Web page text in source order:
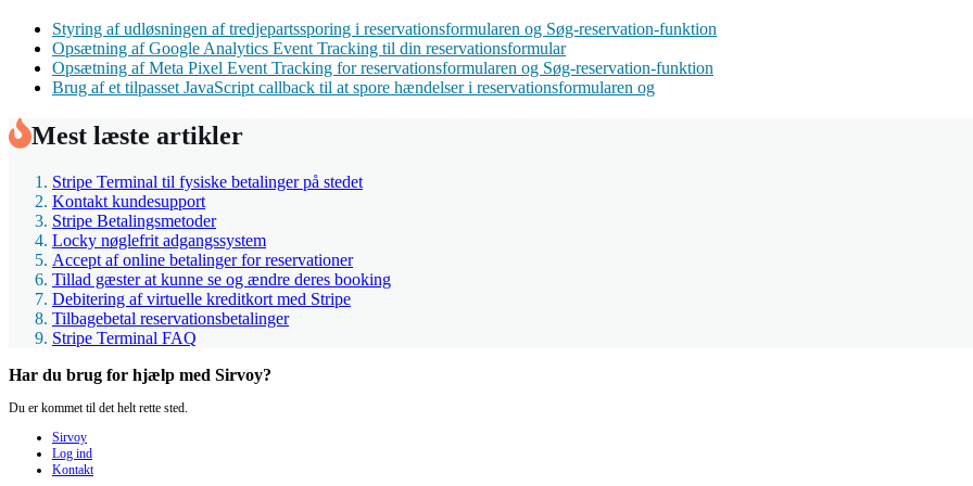
Styring af udløsningen af ​​tredjepartssporing i reservationsformularen og Søg-reservation-funktion
Opsætning af Google Analytics Event Tracking til din reservationsformular
Opsætning af Meta Pixel Event Tracking for reservationsformularen og Søg-reservation-funktion
Brug af et tilpasset JavaScript callback til at spore hændelser i reservationsformularen og
Mest læste artikler
Stripe Terminal til fysiske betalinger på stedet
Kontakt kundesupport
Stripe Betalingsmetoder
Locky nøglefrit adgangssystem
Accept af online betalinger for reservationer
Tillad gæster at kunne se og ændre deres booking
Debitering af virtuelle kreditkort med Stripe
Tilbagebetal reservationsbetalinger
Stripe Terminal FAQ
Har du brug for hjælp med Sirvoy?
Du er kommet til det helt rette sted.
Sirvoy
Log ind
Kontakt